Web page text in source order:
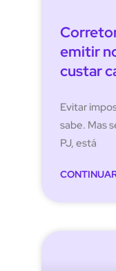
emitir
custar
Evitar
sabe. Mas
PJ, está